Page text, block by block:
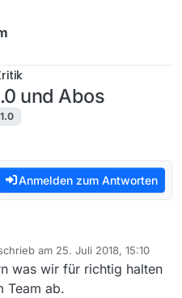
und Abos
Anmelden zum Antworten
am 25. Juli 2018, 15:10
editiert von
was wir für richtig halten
Team ab.